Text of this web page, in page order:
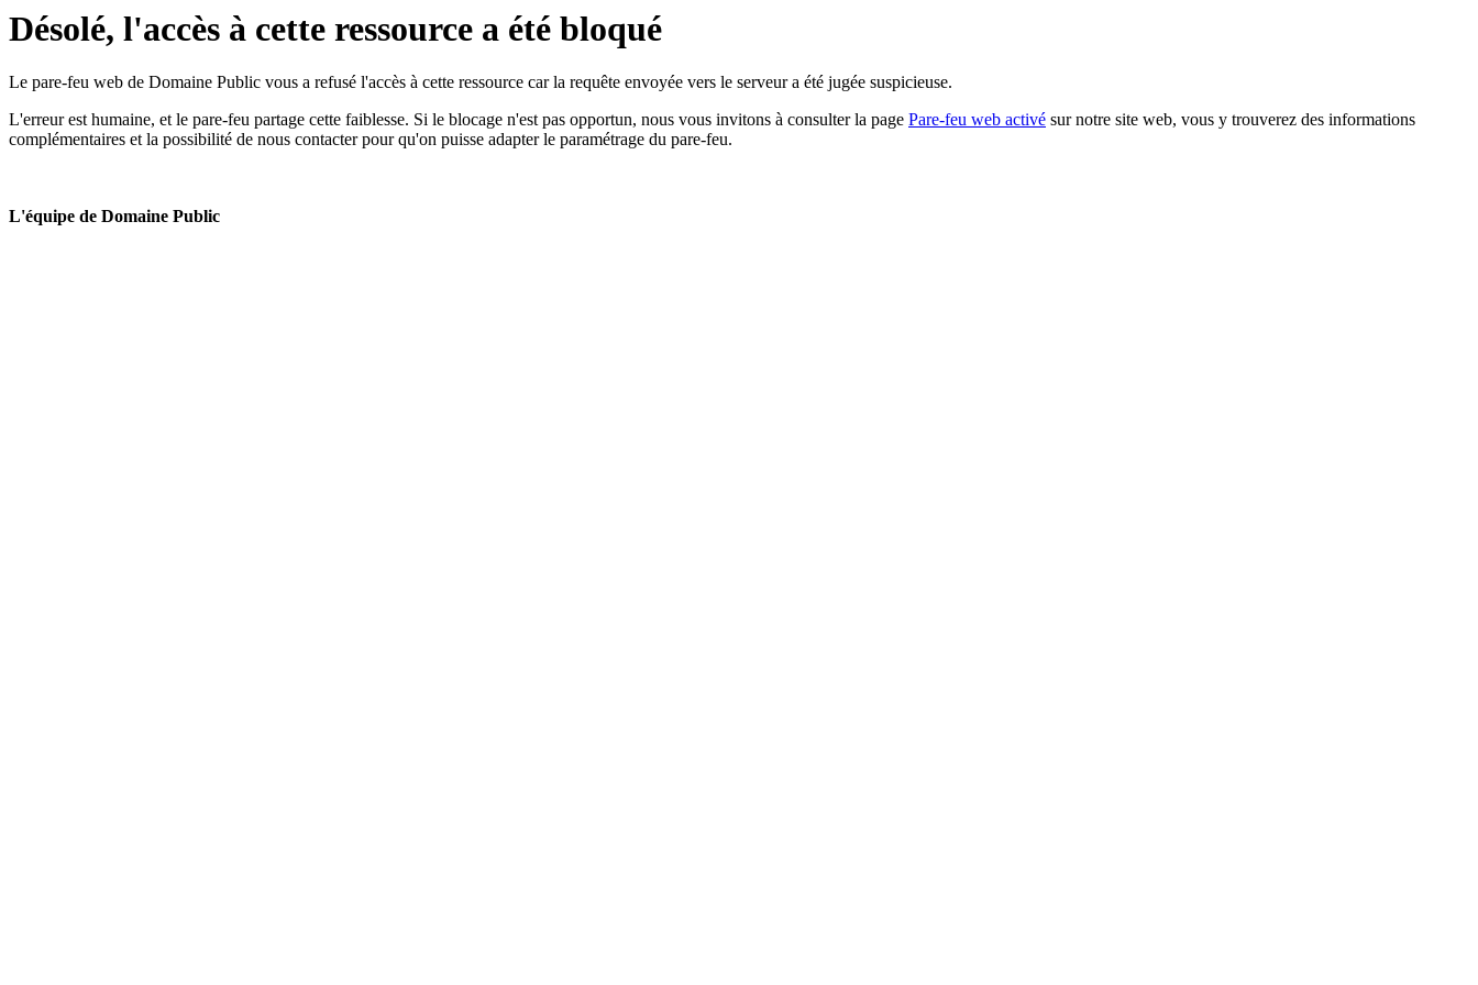
Désolé, l'accès à cette ressource a été bloqué
Le pare-feu web de Domaine Public vous a refusé l'accès à cette ressource car la requête envoyée vers le serveur a été jugée suspicieuse.
L'erreur est humaine, et le pare-feu partage cette faiblesse. Si le blocage n'est pas opportun, nous vous invitons à consulter la page Pare-feu web activé sur notre site web, vous y trouverez des informations
complémentaires et la possibilité de nous contacter pour qu'on puisse adapter le paramétrage du pare-feu.
L'équipe de Domaine Public